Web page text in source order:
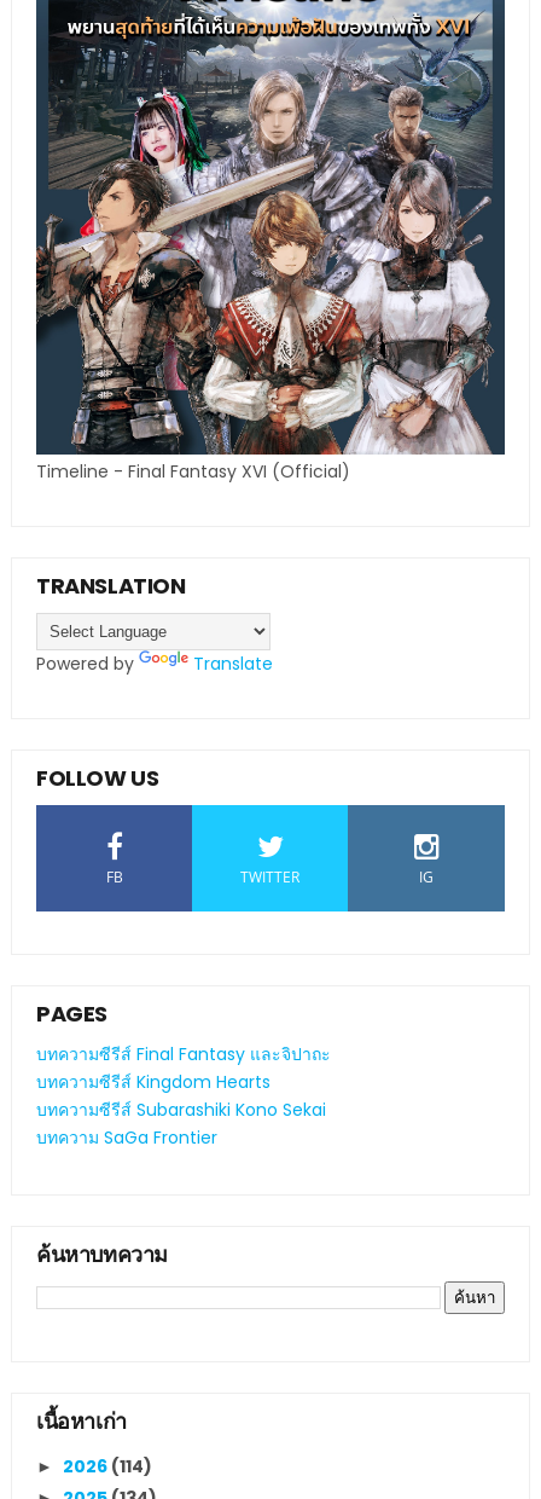
Timeline - Final Fantasy XVI (Official)
TRANSLATION
Powered by Translate
FOLLOW US
FB TWITTER IG
PAGES
บทความซีรีส์ Final Fantasy และจิปาถะ
บทความซีรีส์ Kingdom Hearts
บทความซีรีส์ Subarashiki Kono Sekai
บทความ SaGa Frontier
ค้นหาบทความ
เนื้อหาเก่า
► 2026 (114)